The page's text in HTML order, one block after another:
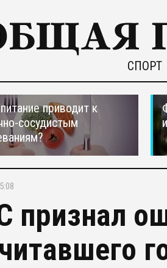
СПОРТ
приводит к
сосудистым
признал